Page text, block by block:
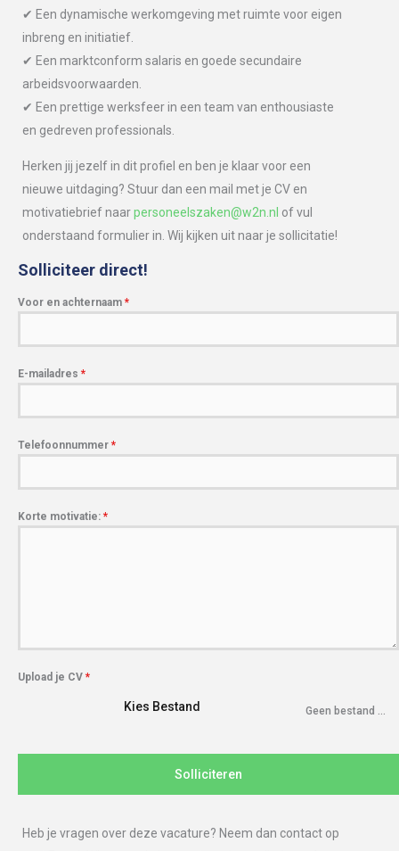
✔ Een dynamische werkomgeving met ruimte voor eigen
inbreng en initiatief.
✔ Een marktconform salaris en goede secundaire
arbeidsvoorwaarden.
✔ Een prettige werksfeer in een team van enthousiaste
en gedreven professionals.
Herken jij jezelf in dit profiel en ben je klaar voor een
nieuwe uitdaging? Stuur dan een mail met je CV en
motivatiebrief naarpersoneelszaken@w2n.nl of vul
onderstaand formulier in. Wij kijken uit naar je sollicitatie!
Solliciteer direct!
Voor en achternaam *
E-mailadres *
Telefoonnummer *
Korte motivatie: *
Upload je CV *
Kies Bestand Geen bestand gekozen
Solliciteren
Heb je vragen over deze vacature? Neem dan contact op